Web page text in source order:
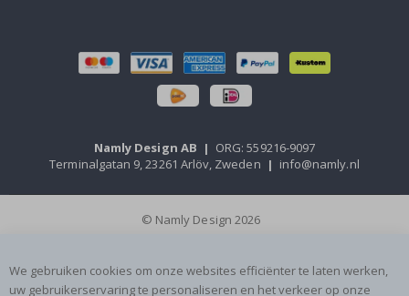
Namly Design AB | ORG: 559216-9097
Terminalgatan 9, 23261 Arlöv, Zweden | info@namly.nl
© Namly Design 2026
We gebruiken cookies om onze websites efficiënter te laten werken,
uw gebruikerservaring te personaliseren en het verkeer op onze